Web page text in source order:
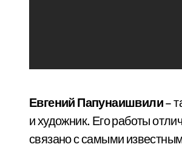
Евгений Папунаишвили–
и художник. Его работы
связано с самыми